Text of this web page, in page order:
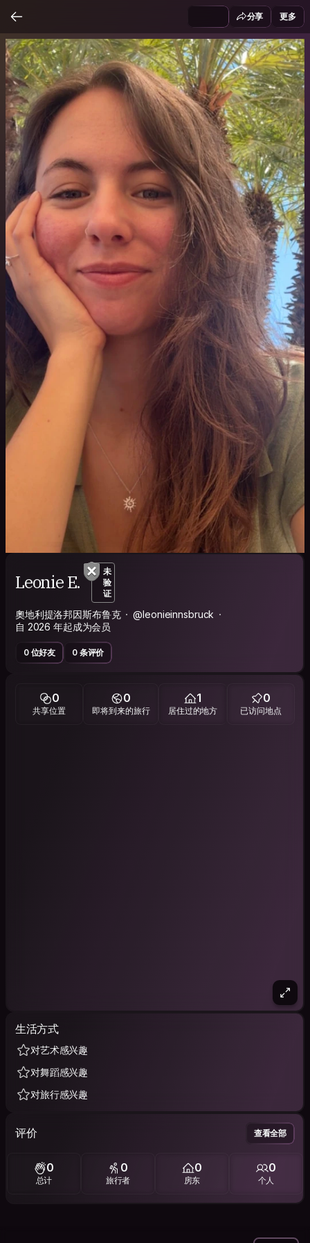
分享 更多
Leonie E.
未
验
证
奧地利提洛邦因斯布鲁克
@leonieinnsbruck
自 2026 年起成为会员
0 位好友 0 条评价
0
共享位置
0
即将到来的旅行
1
居住过的地方
0
已访问地点
生活方式
对艺术感兴趣
对舞蹈感兴趣
对旅行感兴趣
评价 查看全部
0
总计
0
旅行者
0
房东
0
个人